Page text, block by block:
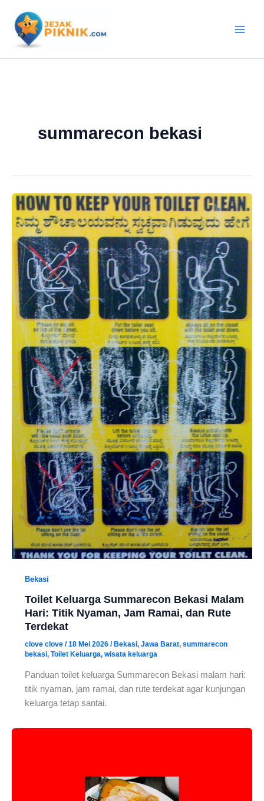
konten
summarecon bekasi
Bekasi
Toilet Keluarga Summarecon Bekasi Malam
Hari: Titik Nyaman, Jam Ramai, dan Rute
Terdekat
clove clove /18 Mei 2026 / Bekasi, Jawa Barat, summarecon
bekasi, Toilet Keluarga, wisata keluarga
Panduan toilet keluarga Summarecon Bekasi malam hari:
titik nyaman, jam ramai, dan rute terdekat agar kunjungan
keluarga tetap santai.